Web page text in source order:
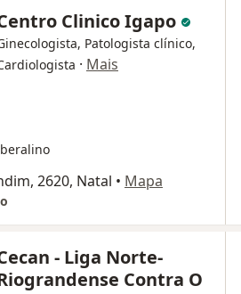
Clinico Igapo
Patologista clínico,
· Mais
2620, Natal • Mapa
- Liga Norte-
Contra O